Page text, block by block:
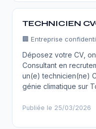
TECHNICIEN
🏢 Entreprise
Déposez votre CV,
Consultant en
un(e) technicien(ne)
génie climatique sur
Publiée le 25/03/2026